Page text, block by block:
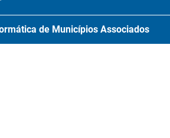
de Municípios Associados